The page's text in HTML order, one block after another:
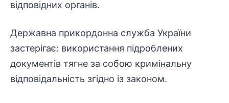
відповідних органів.
Державна прикордонна служба України
застерігає: використання підроблених
документів тягне за собою кримінальну
відповідальність згідно із законом.